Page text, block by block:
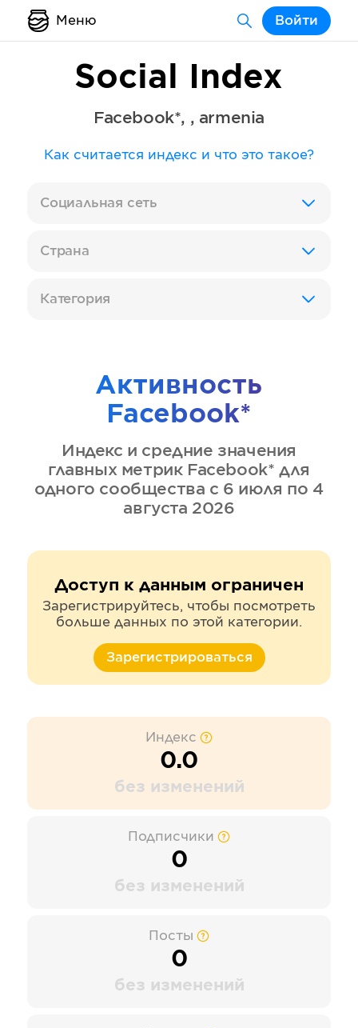
Меню Войти
Social Index
Facebook*, , armenia
Как считается индекс и что это такое?
Социальная сеть
Страна
Категория
Активность
Facebook*
Индекс и средние значения
главных метрик Facebook* для
одного сообщества с 6 июля по 4
августа 2026
Доступ к данным ограничен
Зарегистрируйтесь, чтобы посмотреть
больше данных по этой категории.
Зарегистрироваться
Индекс
0.0
без изменений
Подписчики
0
без изменений
Посты
0
без изменений